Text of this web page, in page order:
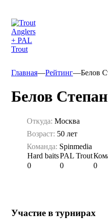
Главная—Рейтинг—Белов
Белов
Откуда: Москва
Возраст: 50 лет
Команда: Spinmedia
Hard baitsPAL Trout
0
0 0
Участие в турнирах